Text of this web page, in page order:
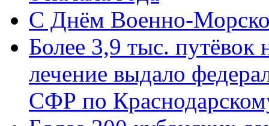
C Днём Военно-
Более 3,9 тыс. путёвок
лечение выдало
СФР по